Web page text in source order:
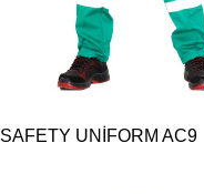
UNİFORM AC9